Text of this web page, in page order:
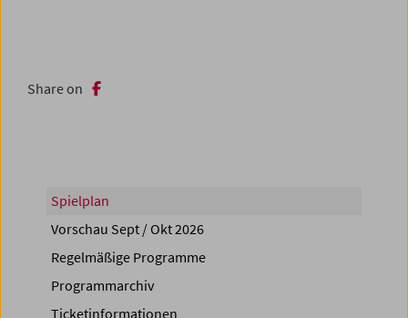
Share on
Spielplan
Vorschau Sept / Okt 2026
Regelmäßige Programme
Programmarchiv
Ticketinformationen